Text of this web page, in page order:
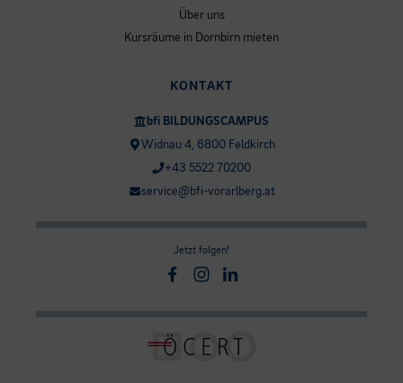
Über uns
Kursräume in Dornbirn mieten
KONTAKT
bfi BILDUNGSCAMPUS
Widnau 4, 6800 Feldkirch
+43 5522 70200
service@bfi-vorarlberg.at
Jetzt folgen!
Facebook
Instagram
Linkedin